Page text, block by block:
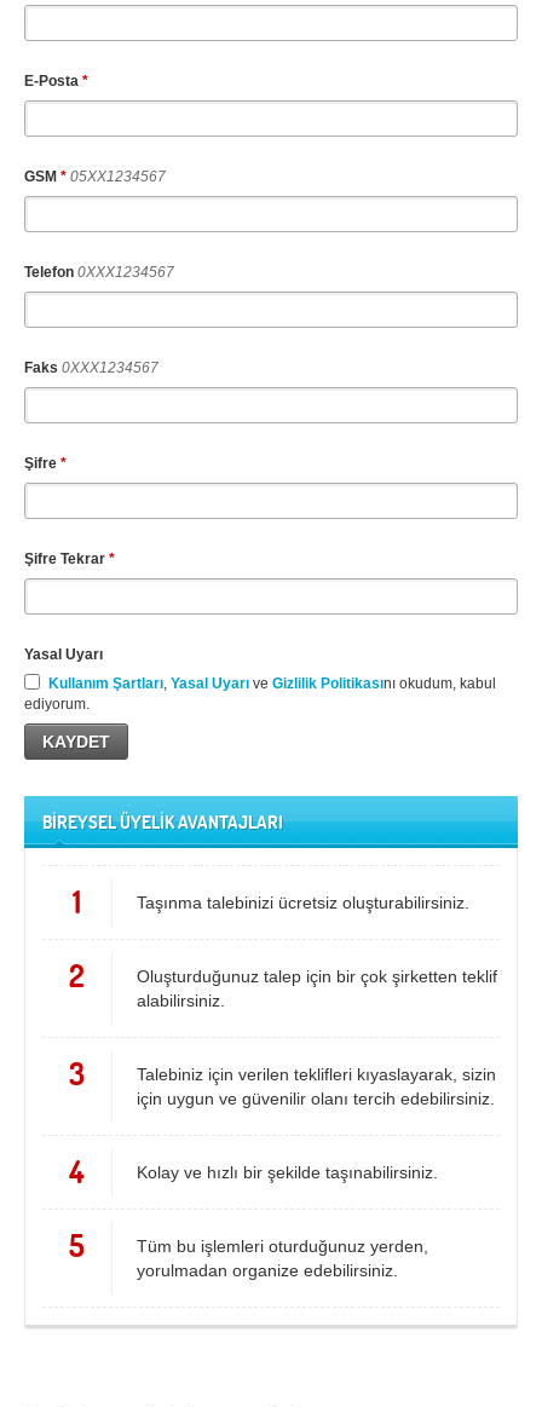
Bingöl Bitlis
Bursa Çanakkale
Çankırı Çorum
Denizli
Düzce Edirne
Elazığ
Gaziantep
Hatay
Kayseri Kırıkkale
Kırklareli
Kilis
Konya Kütahya
Mardin Mersin
Muğla Muş
Nevşehir Niğde
Ordu Osmaniye
Rize Sakarya
Sinop Sivas
Şanlıurfa Şırnak
Tekirdağ Tokat
E-Posta *
GSM * 05XX1234567
Telefon 0XXX1234567
Faks 0XXX1234567
Şifre *
Şifre Tekrar *
Yasal Uyarı
Kullanım Şartları, Yasal Uyarı ve Gizlilik Politikasını okudum, kabul
ediyorum.
BİREYSEL ÜYELİK AVANTAJLARI
1 Taşınma talebinizi ücretsiz oluşturabilirsiniz.
2
Oluşturduğunuz talep için bir çok şirketten teklif
alabilirsiniz.
3
Talebiniz için verilen teklifleri kıyaslayarak, sizin
için uygun ve güvenilir olanı tercih edebilirsiniz.
4 Kolay ve hızlı bir şekilde taşınabilirsiniz.
5
Tüm bu işlemleri oturduğunuz yerden,
yorulmadan organize edebilirsiniz.